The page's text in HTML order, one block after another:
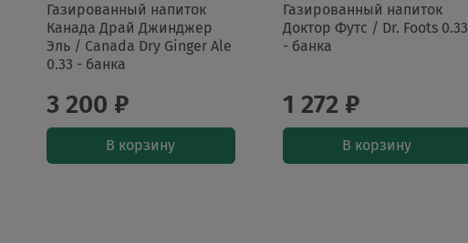
Газированный напиток
Канада Драй Джинджер
Эль / Canada Dry Ginger Ale
0.33 - банка
3 200 ₽
В корзину
Газированный напиток
Доктор Футс / Dr. Foots 0.33
- банка
1 272 ₽
В корзину